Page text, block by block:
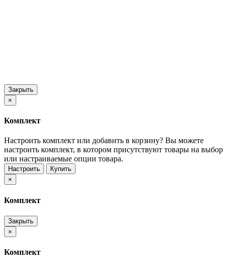
Закрыть
×
Комплект
Настроить комплект или добавить в корзину? Вы можете
настроить комплект, в котором присутствуют товары на выбор
или настраиваемые опции товара.
Настроить
Купить
×
Комплект
Закрыть
×
Комплект